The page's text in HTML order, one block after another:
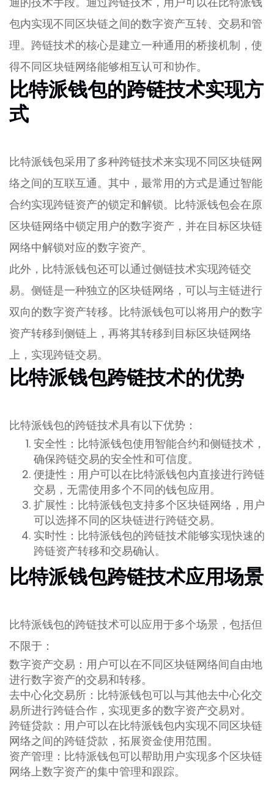
包内实现不同区块链之间的数字资产互转、交易和管
理。跨链技术的核心是建立一种通用的桥接机制，使
得不同区块链网络能够相互认可和协作。
比特派钱包的跨链技术实现方
式
比特派钱包采用了多种跨链技术来实现不同区块链网
络之间的互联互通。其中，最常用的方式是通过智能
合约实现跨链资产的锁定和解锁。比特派钱包会在原
区块链网络中锁定用户的数字资产，并在目标区块链
网络中解锁对应的数字资产。
此外，比特派钱包还可以通过侧链技术实现跨链交
易。侧链是一种独立的区块链网络，可以与主链进行
双向的数字资产转移。比特派钱包可以将用户的数字
资产转移到侧链上，再将其转移到目标区块链网络
上，实现跨链交易。
比特派钱包跨链技术的优势
比特派钱包的跨链技术具有以下优势：
安全性：比特派钱包使用智能合约和侧链技术，
确保跨链交易的安全性和可信度。
便捷性：用户可以在比特派钱包内直接进行跨链
交易，无需使用多个不同的钱包应用。
扩展性：比特派钱包支持多个区块链网络，用户
可以选择不同的区块链进行跨链交易。
实时性：比特派钱包的跨链技术能够实现快速的
跨链资产转移和交易确认。
比特派钱包跨链技术应用场景
比特派钱包的跨链技术可以应用于多个场景，包括但
不限于：
数字资产交易：用户可以在不同区块链网络间自由地
进行数字资产的交易和转移。
去中心化交易所：比特派钱包可以与其他去中心化交
易所进行跨链合作，实现更多的数字资产交易对。
跨链贷款：用户可以在比特派钱包内实现不同区块链
网络之间的跨链贷款，拓展资金使用范围。
资产管理：比特派钱包可以帮助用户实现多个区块链
网络上数字资产的集中管理和跟踪。